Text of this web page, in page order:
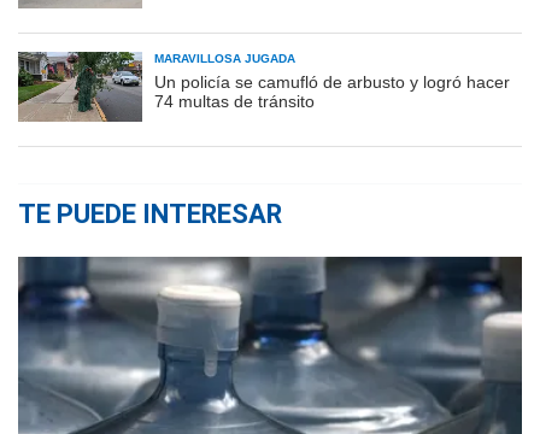
MARAVILLOSA JUGADA
Un policía se camufló de arbusto y logró hacer
74 multas de tránsito
TE PUEDE INTERESAR